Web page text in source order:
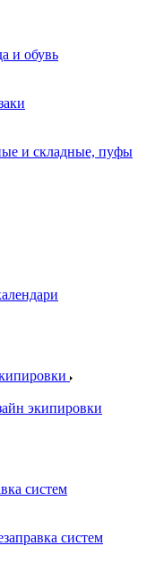
и обувь
и складные, пуфы
экипировки
систем
систем